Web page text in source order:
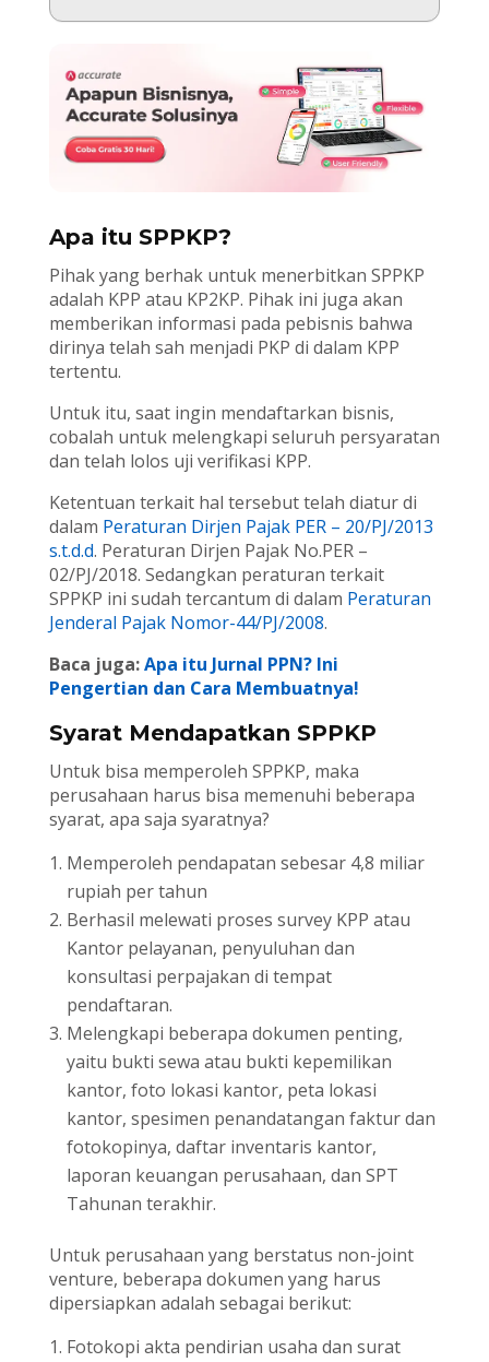
Apa itu SPPKP?
Pihak yang berhak untuk menerbitkan SPPKP
adalah KPP atau KP2KP. Pihak ini juga akan
memberikan informasi pada pebisnis bahwa
dirinya telah sah menjadi PKP di dalam KPP
tertentu.
Untuk itu, saat ingin mendaftarkan bisnis,
cobalah untuk melengkapi seluruh persyaratan
dan telah lolos uji verifikasi KPP.
Ketentuan terkait hal tersebut telah diatur di
dalam Peraturan Dirjen Pajak PER – 20/PJ/2013
s.t.d.d. Peraturan Dirjen Pajak No.PER –
02/PJ/2018. Sedangkan peraturan terkait
SPPKP ini sudah tercantum di dalam Peraturan
Jenderal Pajak Nomor-44/PJ/2008.
Baca juga:Apa itu Jurnal PPN? Ini
Pengertian dan Cara Membuatnya!
Syarat Mendapatkan SPPKP
Untuk bisa memperoleh SPPKP, maka
perusahaan harus bisa memenuhi beberapa
syarat, apa saja syaratnya?
Memperoleh pendapatan sebesar 4,8 miliar
rupiah per tahun
Berhasil melewati proses survey KPP atau
Kantor pelayanan, penyuluhan dan
konsultasi perpajakan di tempat
pendaftaran.
Melengkapi beberapa dokumen penting,
yaitu bukti sewa atau bukti kepemilikan
kantor, foto lokasi kantor, peta lokasi
kantor, spesimen penandatangan faktur dan
fotokopinya, daftar inventaris kantor,
laporan keuangan perusahaan, dan SPT
Tahunan terakhir.
Untuk perusahaan yang berstatus non-joint
venture, beberapa dokumen yang harus
dipersiapkan adalah sebagai berikut:
Fotokopi akta pendirian usaha dan surat